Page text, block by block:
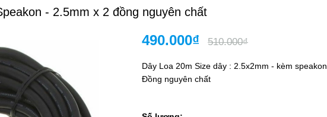
- 2.5mm x 2 đồng nguyên chất
490.000₫ 510.000₫
Dây Loa 20m Size dây : 2.5x2mm - kèm speakon
Đồng nguyên chất